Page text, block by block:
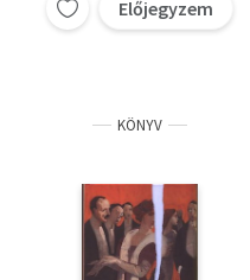
Előjegyzem
KÖNYV